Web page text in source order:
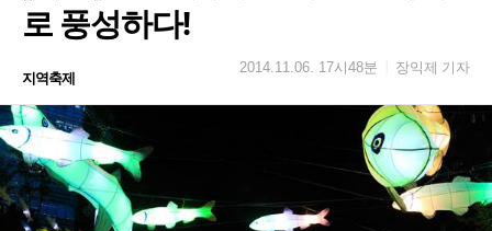
로 풍성하다!
지역축제
2014.11.06. 17시48분 장익제 기자